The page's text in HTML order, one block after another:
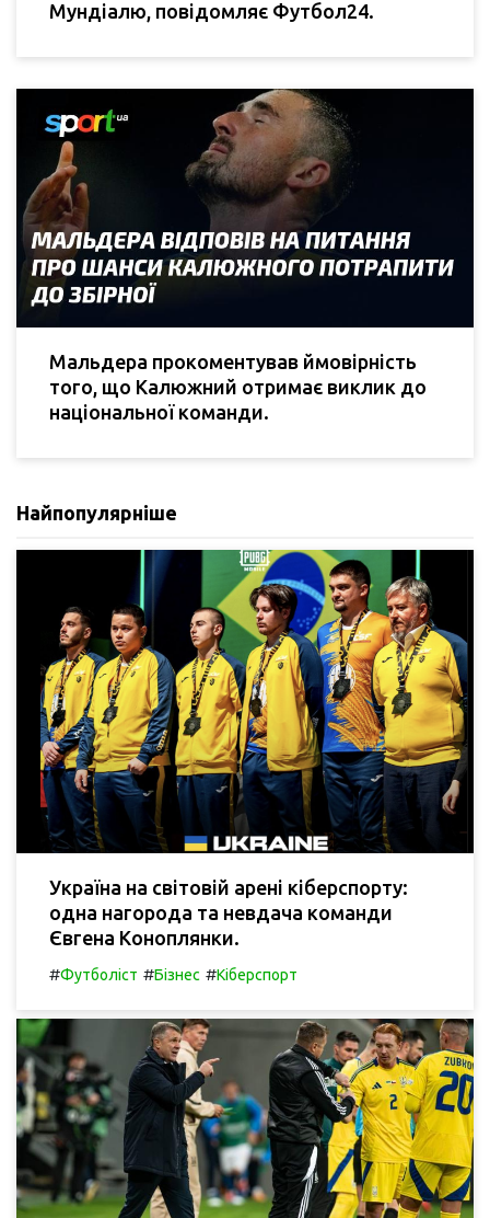
Мундіалю, повідомляє Футбол24.
Мальдера прокоментував ймовірність
того, що Калюжний отримає виклик до
національної команди.
Найпопулярніше
Україна на світовій арені кіберспорту:
одна нагорода та невдача команди
Євгена Коноплянки.
#Футболіст #Бізнес #Кіберспорт